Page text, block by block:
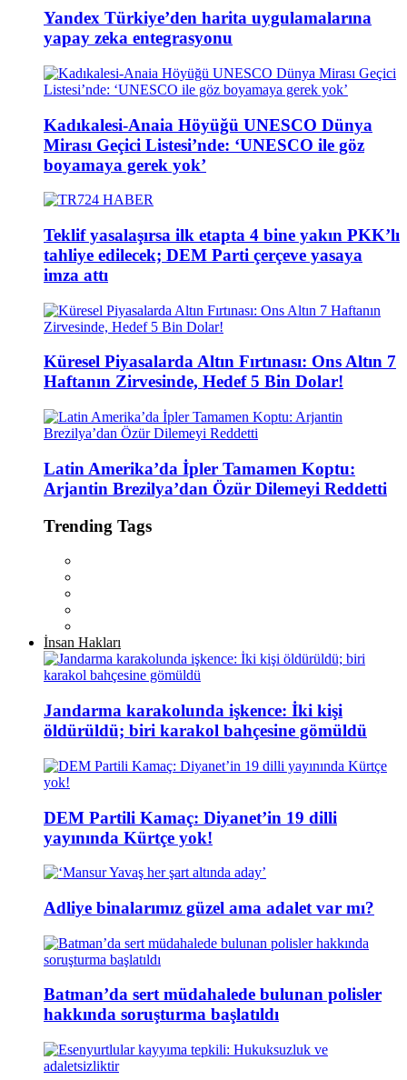
Yandex Türkiye’den harita uygulamalarına
yapay zeka entegrasyonu
Kadıkalesi-Anaia Höyüğü UNESCO Dünya
Mirası Geçici Listesi’nde: ‘UNESCO ile göz
boyamaya gerek yok’
Teklif yasalaşırsa ilk etapta 4 bine yakın PKK’lı
tahliye edilecek; DEM Parti çerçeve yasaya
imza attı
Küresel Piyasalarda Altın Fırtınası: Ons Altın 7
Haftanın Zirvesinde, Hedef 5 Bin Dolar!
Latin Amerika’da İpler Tamamen Koptu:
Arjantin Brezilya’dan Özür Dilemeyi Reddetti
Trending Tags
İnsan Hakları
Jandarma karakolunda işkence: İki kişi
öldürüldü; biri karakol bahçesine gömüldü
DEM Partili Kamaç: Diyanet’in 19 dilli
yayınında Kürtçe yok!
Adliye binalarımız güzel ama adalet var mı?
Batman’da sert müdahalede bulunan polisler
hakkında soruşturma başlatıldı